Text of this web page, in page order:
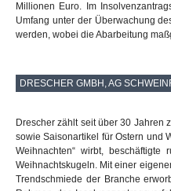
Millionen Euro. Im
Umfang unter der Überwachung
werden, wobei die Abarbeitung
DRESCHER GMBH, AG
Drescher zählt seit über 30 Jahren
sowie Saisonartikel für Ostern und
Weihnachten“ wirbt,
Weihnachtskugeln. Mit einer
Trendschmiede der Branche